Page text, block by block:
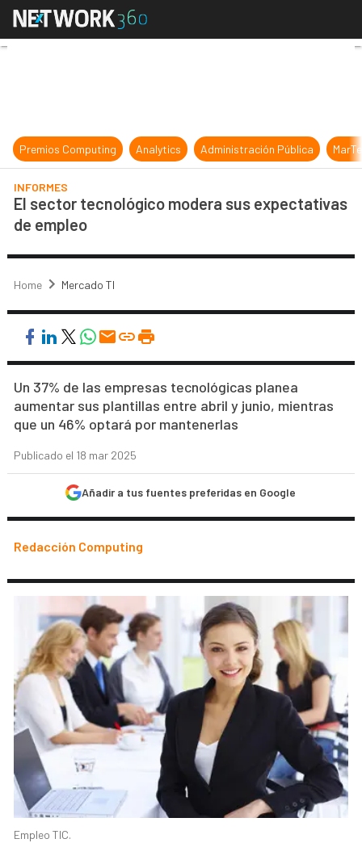
El sector tecnológico modera sus
Premios Computing Analytics Administración Pública
INFORMES
El sector tecnológico modera sus expectativas
de empleo
Home Mercado TI
Un 37% de las empresas tecnológicas planea
aumentar sus plantillas entre abril y junio, mientras
que un 46% optará por mantenerlas
Publicado el 18 mar 2025
Añadir a tus fuentes preferidas en Google
Redacción Computing
Empleo TIC.